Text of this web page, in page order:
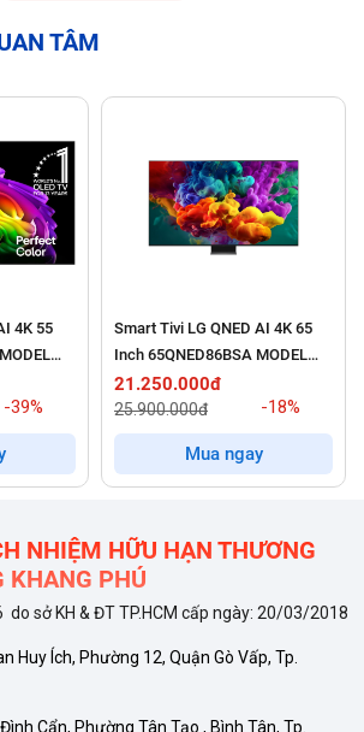
ẢNH SẮC NÉT VỚI 4K
HD – Chi tiết gấp 4 lần Full HD
hữu màn hình
sẽ được đắm chìm vào thế giới hình
đến từng chi tiết nhỏ nhất.
master – Tái tạo màu sắc chân thực
Re-master
, tivi tái tạo dải màu sắc rộng
ảnh có màu sắc sống động và chân thực,
này giúp nâng cao trải nghiệm xem của
thức các nội dung có nhiều màu sắc
TÂM
4K 55
-39%
Smart Tivi LG QNED AI 4K 65
Inch 65QNED86BSA MODEL
2026
21.250.000đ
25.900.000đ -18%
Mua ngay
NHIỆM HỮU HẠN THƯƠNG
KHANG PHÚ
do sở KH & ĐT TP.HCM cấp ngày: 20/03/2018
Huy Ích, Phường 12, Quận Gò Vấp, Tp.
Cẩn, Phường Tân Tạo , Bình Tân, Tp.